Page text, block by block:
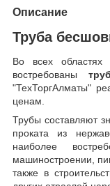
Описание
Труба
Во всех областях
востребованы
"ТехТоргАлматы"
ценам.
Трубы составляют
проката из
наиболее
машиностроении,
также в